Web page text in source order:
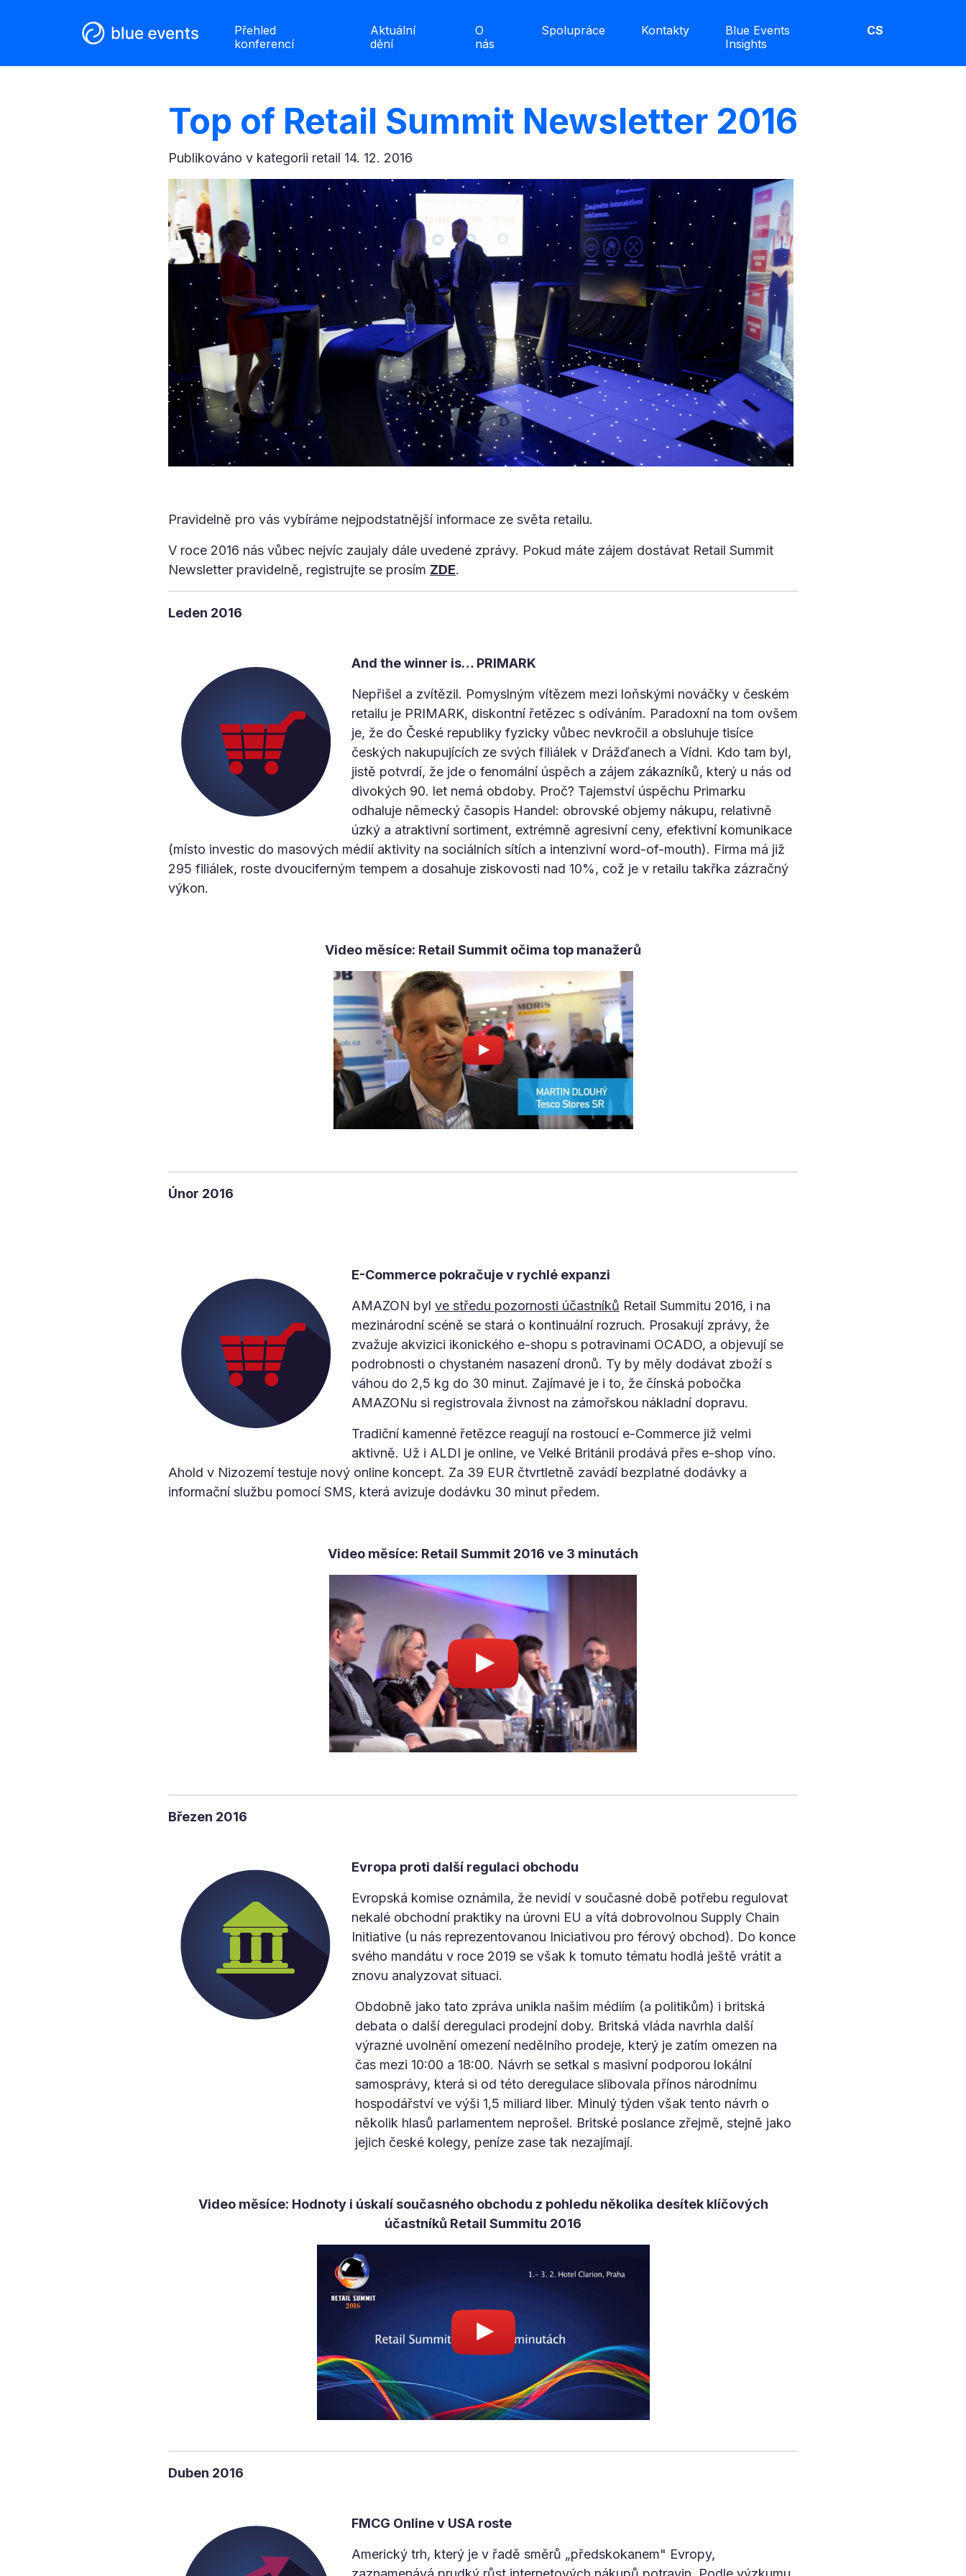
Přehled
konferencí
Aktuální
dění
O
nás
Spolupráce Kontakty
Blue Events
Insights
CS
Top of Retail Summit Newsletter 2016
Publikováno v kategorii retail 14. 12. 2016
Pravidelně pro vás vybíráme nejpodstatnější informace ze světa retailu.
V roce 2016 nás vůbec nejvíc zaujaly dále uvedené zprávy. Pokud máte zájem dostávat Retail Summit
Newsletter pravidelně, registrujte se prosím ZDE.
Leden 2016
And the winner is… PRIMARK
Nepřišel a zvítězil. Pomyslným vítězem mezi loňskými nováčky v českém
retailu je PRIMARK, diskontní řetězec s odíváním. Paradoxní na tom ovšem
je, že do České republiky fyzicky vůbec nevkročil a obsluhuje tisíce
českých nakupujících ze svých filiálek v Drážďanech a Vídni. Kdo tam byl,
jistě potvrdí, že jde o fenomální úspěch a zájem zákazníků, který u nás od
divokých 90. let nemá obdoby. Proč? Tajemství úspěchu Primarku
odhaluje německý časopis Handel: obrovské objemy nákupu, relativně
úzký a atraktivní sortiment, extrémně agresivní ceny, efektivní komunikace
(místo investic do masových médií aktivity na sociálních sítích a intenzivní word-of-mouth). Firma má již
295 filiálek, roste dvouciferným tempem a dosahuje ziskovosti nad 10%, což je v retailu takřka zázračný
výkon.
Video měsíce: Retail Summit očima top manažerů
Únor 2016
E-Commerce pokračuje v rychlé expanzi
AMAZON byl ve středu pozornosti účastníků Retail Summitu 2016, i na
mezinárodní scéně se stará o kontinuální rozruch. Prosakují zprávy, že
zvažuje akvizici ikonického e-shopu s potravinami OCADO, a objevují se
podrobnosti o chystaném nasazení dronů. Ty by měly dodávat zboží s
váhou do 2,5 kg do 30 minut. Zajímavé je i to, že čínská pobočka
AMAZONu si registrovala živnost na zámořskou nákladní dopravu.
Tradiční kamenné řetězce reagují na rostoucí e-Commerce již velmi
aktivně. Už i ALDI je online, ve Velké Británii prodává přes e-shop víno.
Ahold v Nizozemí testuje nový online koncept. Za 39 EUR čtvrtletně zavádí bezplatné dodávky a
informační službu pomocí SMS, která avizuje dodávku 30 minut předem.
Video měsíce: Retail Summit 2016 ve 3 minutách
Březen 2016
Evropa proti další regulaci obchodu
Evropská komise oznámila, že nevidí v současné době potřebu regulovat
nekalé obchodní praktiky na úrovni EU a vítá dobrovolnou Supply Chain
Initiative (u nás reprezentovanou Iniciativou pro férový obchod). Do konce
svého mandátu v roce 2019 se však k tomuto tématu hodlá ještě vrátit a
znovu analyzovat situaci.
Obdobně jako tato zpráva unikla našim médiím (a politikům) i britská
debata o další deregulaci prodejní doby. Britská vláda navrhla další
výrazné uvolnění omezení nedělního prodeje, který je zatím omezen na
čas mezi 10:00 a 18:00. Návrh se setkal s masivní podporou lokální
samosprávy, která si od této deregulace slibovala přínos národnímu
hospodářství ve výši 1,5 miliard liber. Minulý týden však tento návrh o
několik hlasů parlamentem neprošel. Britské poslance zřejmě, stejně jako
jejich české kolegy, peníze zase tak nezajímají.
Video měsíce: Hodnoty i úskalí současného obchodu z pohledu několika desítek klíčových
účastníků Retail Summitu 2016
Duben 2016
FMCG Online v USA roste
Americký trh, který je v řadě směrů „předskokanem" Evropy,